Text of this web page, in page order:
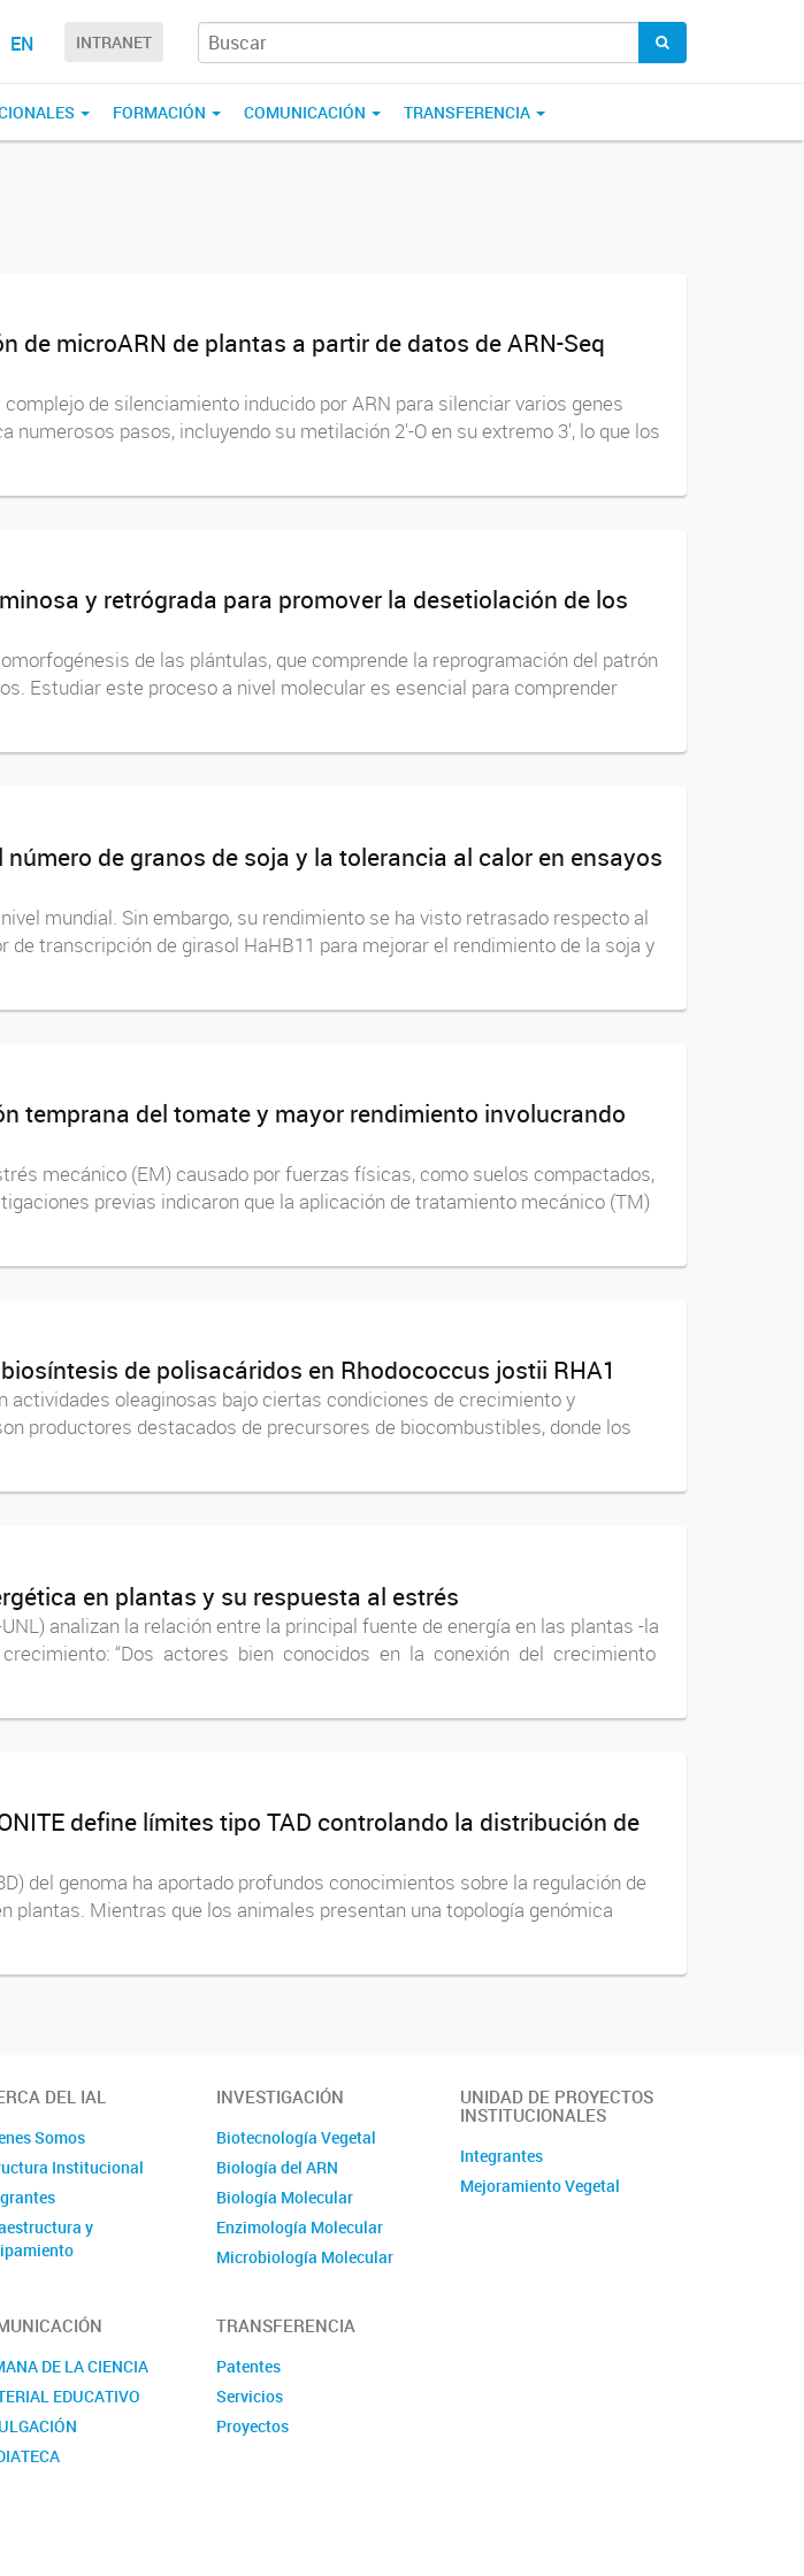
EN INTRANET
FORMACIÓN COMUNICACIÓN TRANSFERENCIA
de microARN de plantas a partir de datos de ARN-Seq
de silenciamiento inducido por ARN para silenciar varios genes
pasos, incluyendo su metilación 2'-O en su extremo 3', lo que los
y retrógrada para promover la desetiolación de los
de las plántulas, que comprende la reprogramación del patrón
Estudiar este proceso a nivel molecular es esencial para comprender
de granos de soja y la tolerancia al calor en ensayos
mundial. Sin embargo, su rendimiento se ha visto retrasado respecto al
transcripción de girasol HaHB11 para mejorar el rendimiento de la soja y
temprana del tomate y mayor rendimiento involucrando
mecánico (EM) causado por fuerzas físicas, como suelos compactados,
previas indicaron que la aplicación de tratamiento mecánico (TM)
de polisacáridos en Rhodococcus jostii RHA1
oleaginosas bajo ciertas condiciones de crecimiento y
productores destacados de precursores de biocombustibles, donde los
en plantas y su respuesta al estrés
analizan la relación entre la principal fuente de energía en las plantas -la
crecimiento: “Dos actores bien conocidos en la conexión del crecimiento
define límites tipo TAD controlando la distribución de
del genoma ha aportado profundos conocimientos sobre la regulación de
Mientras que los animales presentan una topología genómica
DEL IAL
Somos
Institucional
y
INVESTIGACIÓN
Biotecnología Vegetal
Biología del ARN
Biología Molecular
Enzimología Molecular
Microbiología Molecular
Publicaciones
UNIDAD DE PROYECTOS
INSTITUCIONALES
Integrantes
Mejoramiento Vegetal
DE LA CIENCIA
EDUCATIVO
TRANSFERENCIA
Patentes
Servicios
Proyectos